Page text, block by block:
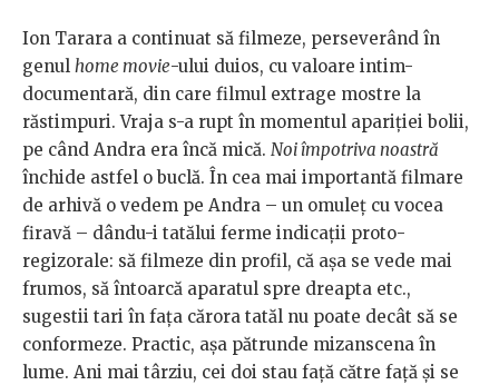
Ion Tarara a continuat să filmeze, perseverând în
genul home movie-ului duios, cu valoare intim-
documentară, din care filmul extrage mostre la
răstimpuri. Vraja s-a rupt în momentul apariției bolii,
pe când Andra era încă mică. Noi împotriva noastră
închide astfel o buclă. În cea mai importantă filmare
de arhivă o vedem pe Andra – un omuleț cu vocea
firavă – dându-i tatălui ferme indicații proto-
regizorale: să filmeze din profil, că așa se vede mai
frumos, să întoarcă aparatul spre dreapta etc.,
sugestii tari în fața cărora tatăl nu poate decât să se
conformeze. Practic, așa pătrunde mizanscena în
lume. Ani mai târziu, cei doi stau față către față și se